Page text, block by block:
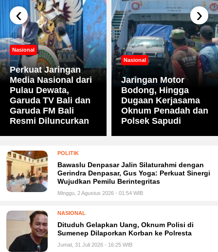
Nasional
Perkuat Jaringan
Media Nasional dari
Pulau Dewata,
Garuda TV Bali dan
Garuda FM Bali
Resmi Diluncurkan
Nasional
Jaringan Motor
Bodong, Hingga
Dugaan Kerjasama
Oknum Penadah dan
Polsek Sapudi
‹ ›
POLITIK
Bawaslu Denpasar Jalin Silaturahmi dengan
Gerindra Denpasar, Gus Yoga: Perkuat Sinergi
Wujudkan Pemilu Berintegritas
Minggu, 2 Agustus 2026 - 01:54 WIB
NASIONAL
Dituduh Gelapkan Uang, Oknum Polisi di
Sumenep Dilaporkan Korban ke Polresta
Jumat, 31 Juli 2026 - 16:25 WIB